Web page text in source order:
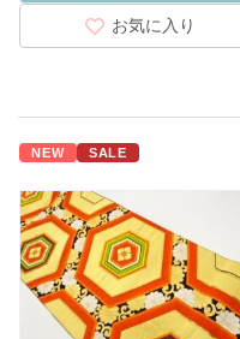
お気に入り
NEW SALE